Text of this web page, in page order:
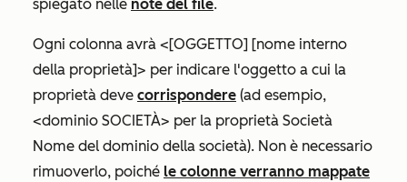
spiegato nelle note del file.
Ogni colonna avrà <[OGGETTO] [nome interno
della proprietà]> per indicare l'oggetto a cui la
proprietà deve corrispondere (ad esempio,
<dominio SOCIETÀ> per la proprietà Società
Nome del dominio della società). Non è necessario
rimuoverlo, poiché le colonne verranno mappate